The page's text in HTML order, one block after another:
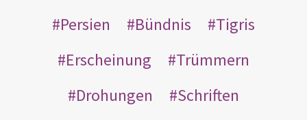
Persien
Bündnis
Tigris
Erscheinung
Trümmern
Drohungen
Schriften